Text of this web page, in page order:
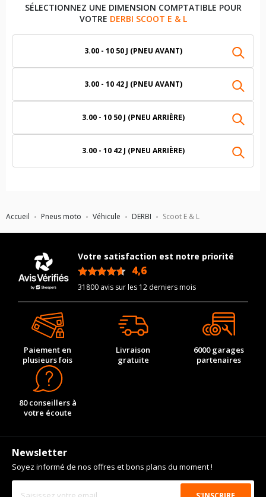
Accueil Pneus moto Véhicule DERBI Scoot E & L
SÉLECTIONNEZ UNE DIMENSION COMPTATIBLE POUR
VOTRE DERBI SCOOT E & L
3.00 - 10 50 J (PNEU AVANT)
3.00 - 10 42 J (PNEU AVANT)
3.00 - 10 50 J (PNEU ARRIÈRE)
3.00 - 10 42 J (PNEU ARRIÈRE)
Votre satisfaction est notre priorité
4,6
31800 avis sur les 12 derniers mois
Paiement en
plusieurs fois
Livraison
gratuite
6000 garages
partenaires
80 conseillers à
votre écoute
Newsletter
Soyez informé de nos offres et bons plans du moment !